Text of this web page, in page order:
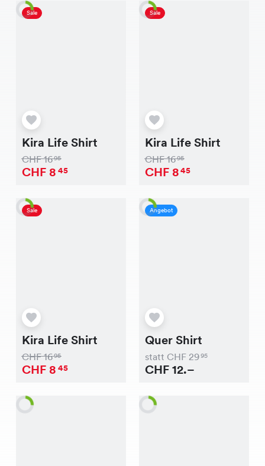
durch seinen schmeichelnden Schnitt und
Shirt an, wir freuen uns auf Deinen Besuch!
Sale
Kira Life Shirt
CHF1695
CHF 8 45
Sale
Kira Life Shirt
CHF1695
CHF 845
Sale
Kira Life Shirt
CHF1695
CHF 8 45
Angebot
Quer Shirt
statt CHF 2995
CHF12.–